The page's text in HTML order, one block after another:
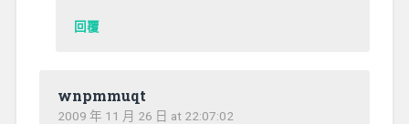
回覆
wnpmmuqt
2009 年 11 月 26 日 at 22:07:02